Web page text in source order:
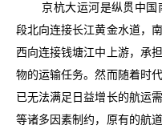
京杭大运河是纵贯中
段北向连接长江黄金水道，
西向连接钱塘江中上游，承
物的运输任务。然而随着时
已无法满足日益增长的航运
等诸多因素制约，原有的航